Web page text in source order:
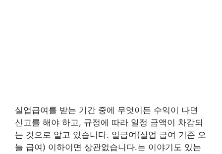
실업급여를 받는 기간 중에 무엇이든 수익이 나면
신고를 해야 하고, 규정에 따라 일정 금액이 차감되
는 것으로 알고 있습니다. 일급여(실업 급여 기준 오
늘 급여) 이하이면 상관없습니다.는 이야기도 있는